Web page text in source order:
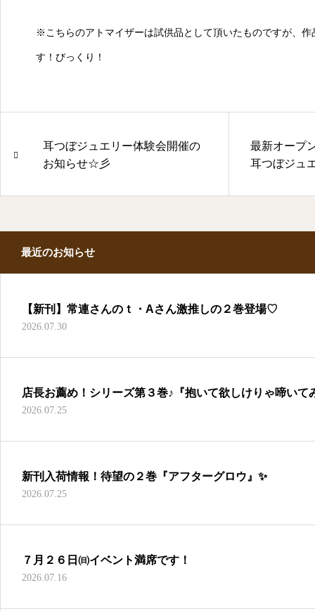
※こちらのアトマイザーは試供品として頂いたものですが、作
す！びっくり！
耳つぼジュエリー体験会開催の
お知らせ☆彡
最新オープ
耳つぼジュ
最近のお知らせ
【新刊】常連さんのｔ・Aさん激推しの２巻登場♡
2026.07.30
店長お薦め！シリーズ第３巻♪『抱いて欲しけりゃ啼いて
2026.07.25
新刊入荷情報！待望の２巻『アフターグロウ』✨
2026.07.25
７月２６日㈰イベント満席です！
2026.07.16